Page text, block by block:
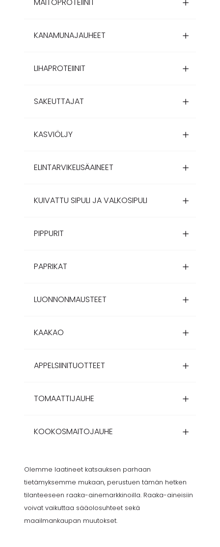
KANAMUNAJAUHEET
LIHAPROTEIINIT
SAKEUTTAJAT
KASVIÖLJY
ELINTARVIKELISÄAINEET
KUIVATTU SIPULI JA VALKOSIPULI
PIPPURIT
PAPRIKAT
LUONNONMAUSTEET
KAAKAO
APPELSIINITUOTTEET
TOMAATTIJAUHE
KOOKOSMAITOJAUHE
Olemme laatineet katsauksen parhaan
tietämyksemme mukaan, perustuen tämän hetken
tilanteeseen raaka-ainemarkkinoilla. Raaka-aineisiin
voivat vaikuttaa sääolosuhteet sekä
maailmankaupan muutokset.